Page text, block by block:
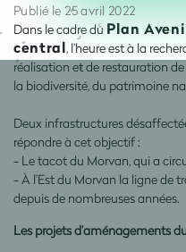
Publié le 25 avril 2022
Dans le cadre du Plan
central, l’heure est à la
réalisation et de restauration
la biodiversité, du patrimoine
Deux infrastructures
répondre à cet objectif :
- Le tacot du Morvan, qui a
- À l’Est du Morvan la ligne de
depuis de nombreuses années.
Les projets d’aménagements